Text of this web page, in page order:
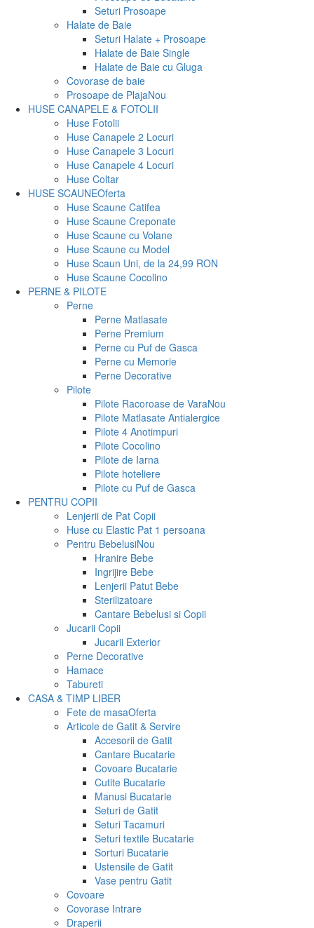
Seturi Prosoape
Halate de Baie
Seturi Halate + Prosoape
Halate de Baie Single
Halate de Baie cu Gluga
Covorase de baie
Prosoape de PlajaNou
HUSE CANAPELE & FOTOLII
Huse Fotolii
Huse Canapele 2 Locuri
Huse Canapele 3 Locuri
Huse Canapele 4 Locuri
Huse Coltar
HUSE SCAUNEOferta
Huse Scaune Catifea
Huse Scaune Creponate
Huse Scaune cu Volane
Huse Scaune cu Model
Huse Scaun Uni, de la 24,99 RON
Huse Scaune Cocolino
PERNE & PILOTE
Perne
Perne Matlasate
Perne Premium
Perne cu Puf de Gasca
Perne cu Memorie
Perne Decorative
Pilote
Pilote Racoroase de VaraNou
Pilote Matlasate Antialergice
Pilote 4 Anotimpuri
Pilote Cocolino
Pilote de Iarna
Pilote hoteliere
Pilote cu Puf de Gasca
PENTRU COPII
Lenjerii de Pat Copii
Huse cu Elastic Pat 1 persoana
Pentru BebelusiNou
Hranire Bebe
Ingrijire Bebe
Lenjerii Patut Bebe
Sterilizatoare
Cantare Bebelusi si Copii
Jucarii Copii
Jucarii Exterior
Perne Decorative
Hamace
Tabureti
CASA & TIMP LIBER
Fete de masaOferta
Articole de Gatit & Servire
Accesorii de Gatit
Cantare Bucatarie
Covoare Bucatarie
Cutite Bucatarie
Manusi Bucatarie
Seturi de Gatit
Seturi Tacamuri
Seturi textile Bucatarie
Sorturi Bucatarie
Ustensile de Gatit
Vase pentru Gatit
Covoare
Covorase Intrare
Draperii